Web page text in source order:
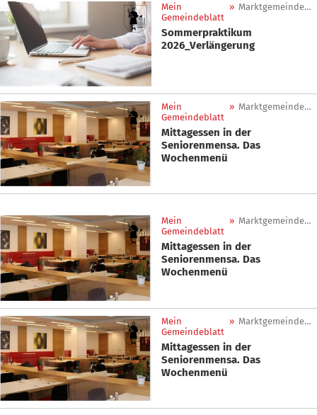
Mein
Gemeindeblatt
» Marktgemeinde Sankt Lorenzen
Sommerpraktikum
2026_Verlängerung
Mein
Gemeindeblatt
» Marktgemeinde Sankt Lorenzen
Mittagessen in der
Seniorenmensa. Das
Wochenmenü
Mein
Gemeindeblatt
» Marktgemeinde Sankt Lorenzen
Mittagessen in der
Seniorenmensa. Das
Wochenmenü
Mein
Gemeindeblatt
» Marktgemeinde Sankt Lorenzen
Mittagessen in der
Seniorenmensa. Das
Wochenmenü